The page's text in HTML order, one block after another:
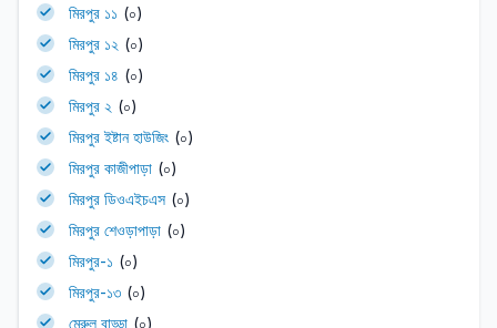
মিরপুর ১১ (০)
মিরপুর ১২ (০)
মিরপুর ১৪ (০)
মিরপুর ২ (০)
মিরপুর ইষ্টান হাউজিং (০)
মিরপুর কাজীপাড়া (০)
মিরপুর ডিওএইচএস (০)
মিরপুর শেওড়াপাড়া (০)
মিরপুর-১ (০)
মিরপুর-১৩ (০)
মেরুল বাড্ডা (০)